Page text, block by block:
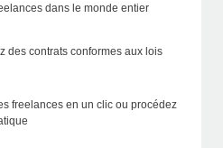
dans le monde entier
des contrats conformes aux lois
freelances en un clic ou procédez